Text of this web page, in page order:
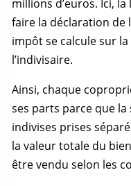
millions d’euros. Ici,
faire la déclaration de
impôt se calcule sur
l’indivisaire.
Ainsi, chaque
ses parts parce que
indivises prises
la valeur totale du
être vendu selon les